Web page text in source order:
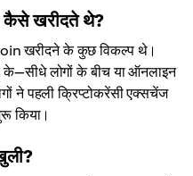
कैसे खरीदते थे?
खरीदने के कुछ विकल्प थे।
के—सीधे लोगों के बीच या ऑनलाइन
ने पहली क्रिप्टोकरेंसी एक्सचेंज
किया।